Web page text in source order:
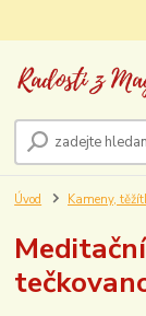
Úvod Kameny,